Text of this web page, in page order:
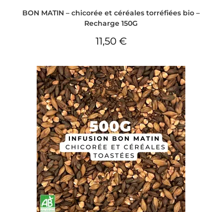
BON MATIN – chicorée et céréales torréfiées bio –
Recharge 150G
11,50 €